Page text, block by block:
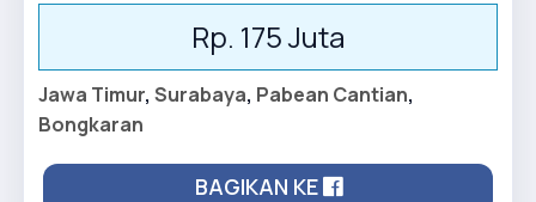
Rp. 175 Juta
Jawa Timur, Surabaya, Pabean Cantian,
Bongkaran
BAGIKAN KE